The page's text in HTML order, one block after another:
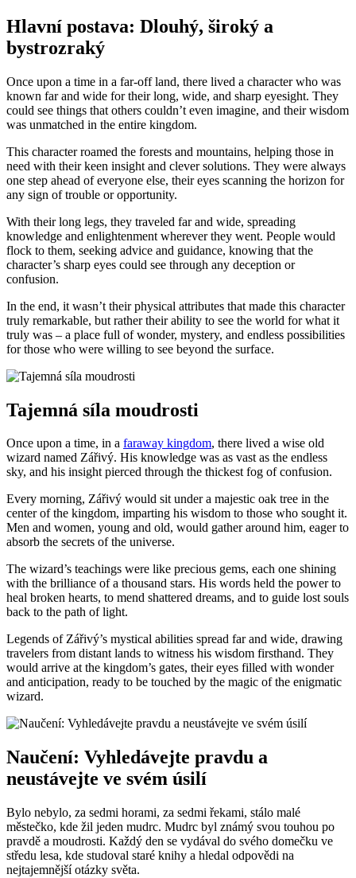
Hlavní postava: Dlouhý, široký a
bystrozraký
Once upon a time in a far-off land, there lived a character who was
known far and wide for their long, wide, and sharp eyesight. They
could see things that others couldn’t even imagine, and their wisdom
was unmatched in the entire kingdom.
This character roamed the forests and mountains, helping those in
need with their keen insight and clever solutions. They were always
one step ahead of everyone else, their eyes scanning the horizon for
any sign of trouble or opportunity.
With their long legs, they traveled far and wide, spreading
knowledge and enlightenment wherever they went. People would
flock to them, seeking advice and guidance, knowing that the
character’s sharp eyes could see through any deception or
confusion.
In the end, it wasn’t their physical attributes that made this character
truly remarkable, but rather their ability to see the world for what it
truly was – a place full of wonder, mystery, and endless possibilities
for those who were willing to see beyond the surface.
Tajemná síla moudrosti
Once upon a time, in a faraway kingdom, there lived a wise old
wizard named Zářivý. His knowledge was as vast as the endless
sky, and his insight pierced through the thickest fog of confusion.
Every morning, Zářivý would sit under a majestic oak tree in the
center of the kingdom, imparting his wisdom to those who sought it.
Men and women, young and old, would gather around him, eager to
absorb the secrets of the universe.
The wizard’s teachings were like precious gems, each one shining
with the brilliance of a thousand stars. His words held the power to
heal broken hearts, to mend shattered dreams, and to guide lost souls
back to the path of light.
Legends of Zářivý’s mystical abilities spread far and wide, drawing
travelers from distant lands to witness his wisdom firsthand. They
would arrive at the kingdom’s gates, their eyes filled with wonder
and anticipation, ready to be touched by the magic of the enigmatic
wizard.
Naučení: Vyhledávejte pravdu a
neustávejte ve svém úsilí
Bylo nebylo, za sedmi horami, za sedmi řekami, stálo malé
městečko, kde žil jeden mudrc. Mudrc byl známý svou touhou po
pravdě a moudrosti. Každý den se vydával do svého domečku ve
středu lesa, kde studoval staré knihy a hledal odpovědi na
nejtajemnější otázky světa.